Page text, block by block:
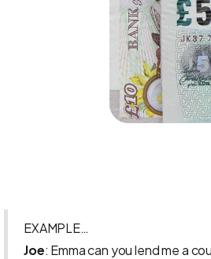
EXAMPLE…
Joe: Emma can you lend me a